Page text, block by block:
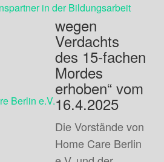
in der Bildungsarbeit
Berlin e.V.
wegen
Verdachts
des 15-fachen
Mordes
erhoben“ vom
16.4.2025
Die Vorstände von
Home Care Berlin